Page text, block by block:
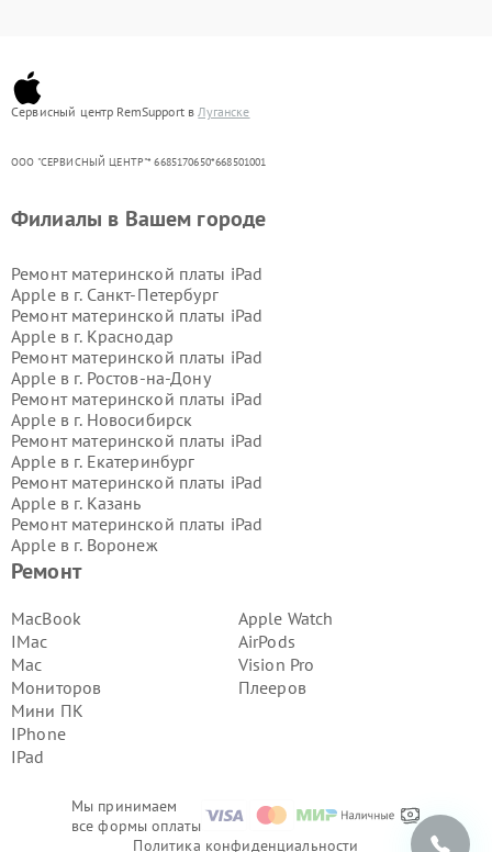
Сервисный центр RemSupport вЛуганске
ООО "СЕРВИСНЫЙ ЦЕНТР"* 6685170650*668501001
Мы принимаем
все формы оплаты
Ремонт
MacBook
IMac
Mac
Мониторов
Мини ПК
IPhone
IPad
Apple Watch
AirPods
Vision Pro
Плееров
Филиалы в Вашем городе
Ремонт материнской платы iPad
Apple в г. Санкт-Петербург
Ремонт материнской платы iPad
Apple в г. Краснодар
Ремонт материнской платы iPad
Apple в г. Ростов-на-Дону
Ремонт материнской платы iPad
Apple в г. Новосибирск
Ремонт материнской платы iPad
Apple в г. Екатеринбург
Ремонт материнской платы iPad
Apple в г. Казань
Ремонт материнской платы iPad
Apple в г. Воронеж
Ремонт материнской платы iPad
Ремонт материнской платы iPad
Apple в г.
Ремонт материнской платы iPad
Apple в г.
Ремонт материнской платы iPad
Apple в г.
Ремонт материнской платы iPad
Apple в г.
Apple в г.
Ремонт материнской платы iPad
Apple в г.ТюменьПолитика конфиденциальности